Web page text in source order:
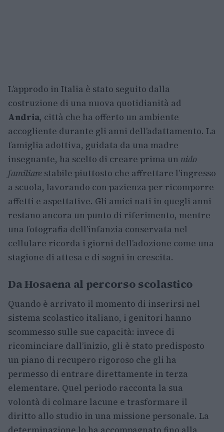
L’approdo in Italia è stato seguito dalla
costruzione di una nuova quotidianità ad
Andria, città che ha offerto un ambiente
accogliente durante gli anni dell’adattamento. La
famiglia adottiva, guidata da una madre
insegnante, ha scelto di creare prima un nido
familiare stabile piuttosto che affrettare l’ingresso
a scuola, lavorando con pazienza per ricomporre
affetti e aspettative. Gli amici nati in quegli anni
restano ancora un punto di riferimento, mentre
una fotografia dell’infanzia conservata nel
cellulare ricorda i giorni dell’adozione come una
stagione di attesa e di sogni in crescita.
Da Hosaena al percorso scolastico
Quando è arrivato il momento di inserirsi nel
sistema scolastico italiano, i genitori hanno
scommesso sulle sue capacità: invece di
ricominciare dall’inizio, gli è stato predisposto
un piano di recupero rigoroso che gli ha
permesso di entrare direttamente in terza
elementare. Quel periodo racconta la sua
volontà di colmare lacune e trasformare il
diritto allo studio in una missione personale. La